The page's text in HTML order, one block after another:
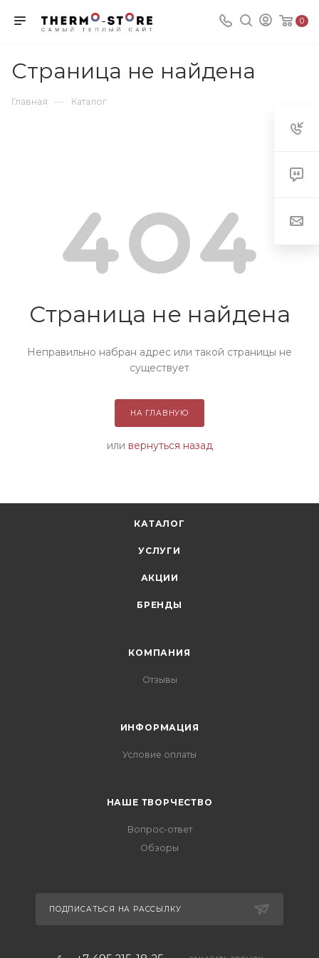
0
Страница не найдена
Главная — Каталог
Страница не найдена
Неправильно набран адрес или такой страницы не
существует
НА ГЛАВНУЮ
или вернуться назад
КАТАЛОГ
УСЛУГИ
АКЦИИ
БРЕНДЫ
КОМПАНИЯ
Отзывы
ИНФОРМАЦИЯ
Условие оплаты
НАШЕ ТВОРЧЕСТВО
Вопрос-ответ
Обзоры
ПОДПИСАТЬСЯ НА РАССЫЛКУ